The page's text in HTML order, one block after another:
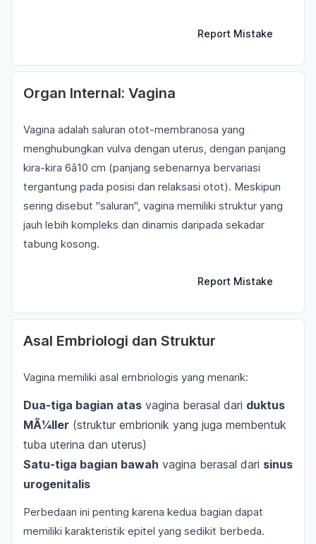
Report Mistake
Organ Internal: Vagina
Vagina adalah saluran otot-membranosa yang
menghubungkan vulva dengan uterus, dengan panjang
kira-kira 6â10 cm (panjang sebenarnya bervariasi
tergantung pada posisi dan relaksasi otot). Meskipun
sering disebut "saluran", vagina memiliki struktur yang
jauh lebih kompleks dan dinamis daripada sekadar
tabung kosong.
Report Mistake
Asal Embriologi dan Struktur
Vagina memiliki asal embriologis yang menarik:
Dua-tiga bagian atas vagina berasal dari duktus
MÃ¼ller (struktur embrionik yang juga membentuk
tuba uterina dan uterus)
Satu-tiga bagian bawah vagina berasal dari sinus
urogenitalis
Perbedaan ini penting karena kedua bagian dapat
memiliki karakteristik epitel yang sedikit berbeda.